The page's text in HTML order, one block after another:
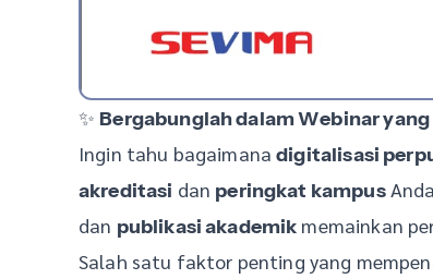
✨ Bergabunglah dalam Webinar
Ingin tahu bagaimanadigitalisasi
akreditasi dan peringkat kampus
dan publikasi akademik memainkan
Salah satu faktor penting yang